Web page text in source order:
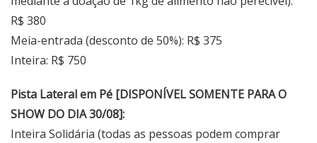
R$ 380
Meia-entrada (desconto de 50%): R$ 375
Inteira: R$ 750
Pista Lateral em Pé [DISPONÍVEL SOMENTE PARA O
SHOW DO DIA 30/08]:
Inteira Solidária (todas as pessoas podem comprar